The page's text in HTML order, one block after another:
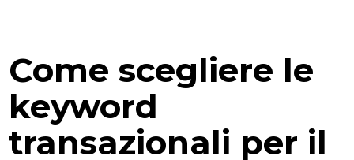
Come scegliere le
keyword
transazionali per il